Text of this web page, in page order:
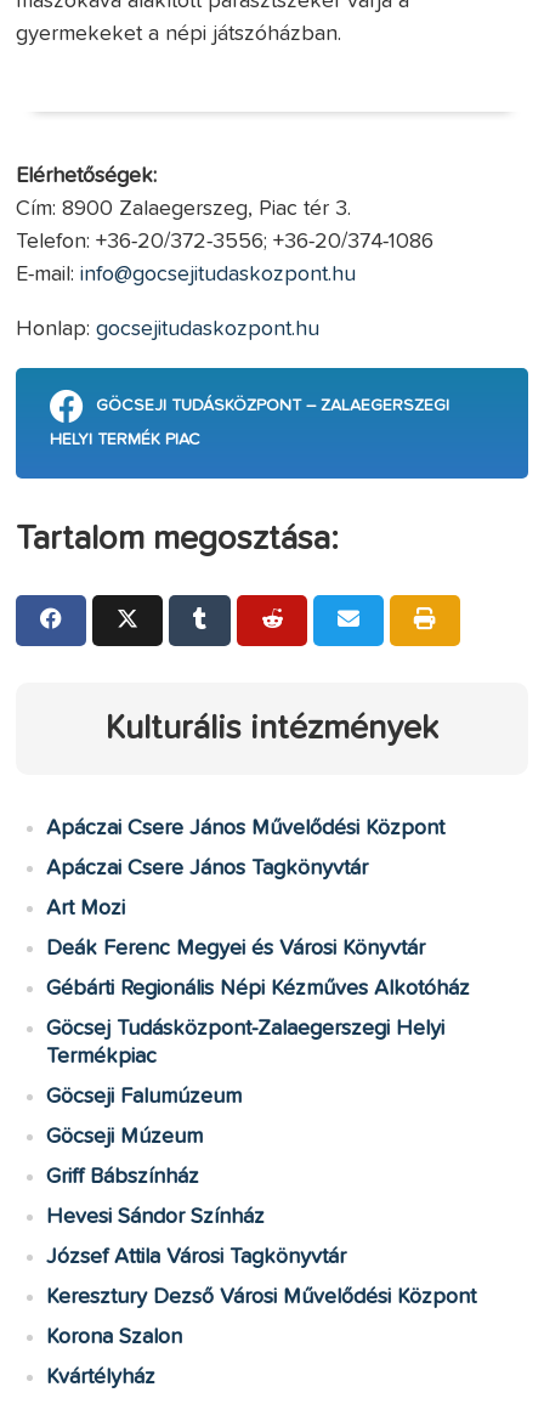
gyermekeket a népi játszóházban.
Elérhetőségek:
Cím: 8900 Zalaegerszeg, Piac tér 3.
Telefon: +36-20/372-3556; +36-20/374-1086
E-mail:info@gocsejitudaskozpont.hu
Honlap:gocsejitudaskozpont.hu
GÖCSEJI TUDÁSKÖZPONT – ZALAEGERSZEGI
HELYI TERMÉK PIAC
Tartalom megosztása:
Kulturális intézmények
Apáczai Csere János Művelődési Központ
Apáczai Csere János Tagkönyvtár
Art Mozi
Deák Ferenc Megyei és Városi Könyvtár
Gébárti Regionális Népi Kézműves Alkotóház
Göcsej Tudásközpont-Zalaegerszegi Helyi
Termékpiac
Göcseji Falumúzeum
Göcseji Múzeum
Griff Bábszínház
Hevesi Sándor Színház
József Attila Városi Tagkönyvtár
Keresztury Dezső Városi Művelődési Központ
Korona Szalon
Kvártélyház